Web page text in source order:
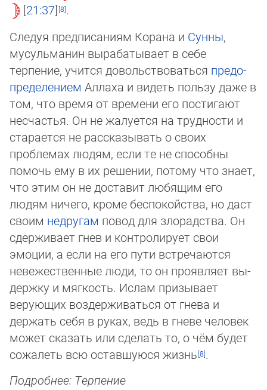
21:37
.
Следуя предписаниям Корана и Сунны,
мусульманин вырабатывает в себе
терпение, учится довольствоваться пре­до­
пре­де­ле­нием Аллаха и видеть пользу даже в
том, что время от времени его постигают
несчастья. Он не жалуется на трудности и
старается не рассказывать о своих
проблемах людям, если те не способны
помочь ему в их решении, потому что знает,
что этим он не доставит любящим его
людям ничего, кроме беспокойства, но даст
своим недругам повод для злорадства. Он
сдерживает гнев и контролирует свои
эмоции, а если на его пути встречаются
невежественные люди, то он проявляет вы­
держ­ку и мягкость. Ислам призывает
верующих воздерживаться от гнева и
держать себя в руках, ведь в гне­ве человек
мо­жет ска­зать или сделать то, о чём будет
сожалеть всю оставшуюся жизнь
.
Подробнее: Терпение